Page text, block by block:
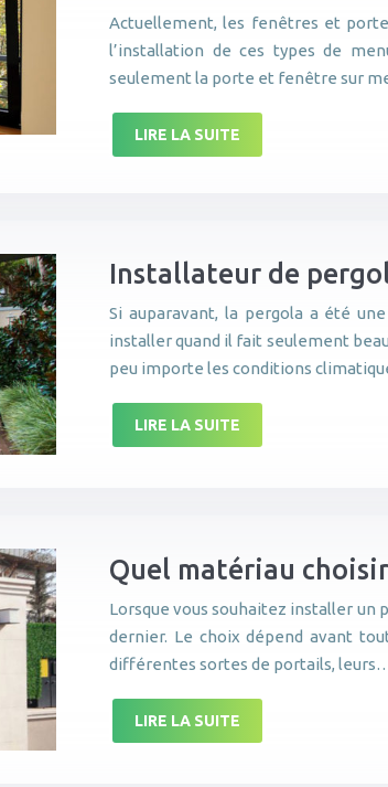
Actuellement, les fenêtres et
l’installation de ces types de
seulement la porte et fenêtre sur
LIRE LA SUITE
Installateur de
Si auparavant, la pergola a été
installer quand il fait seulement
peu importe les conditions
LIRE LA SUITE
Quel matériau
Lorsque vous souhaitez installer un
dernier. Le choix dépend avant
différentes sortes de portails,
LIRE LA SUITE